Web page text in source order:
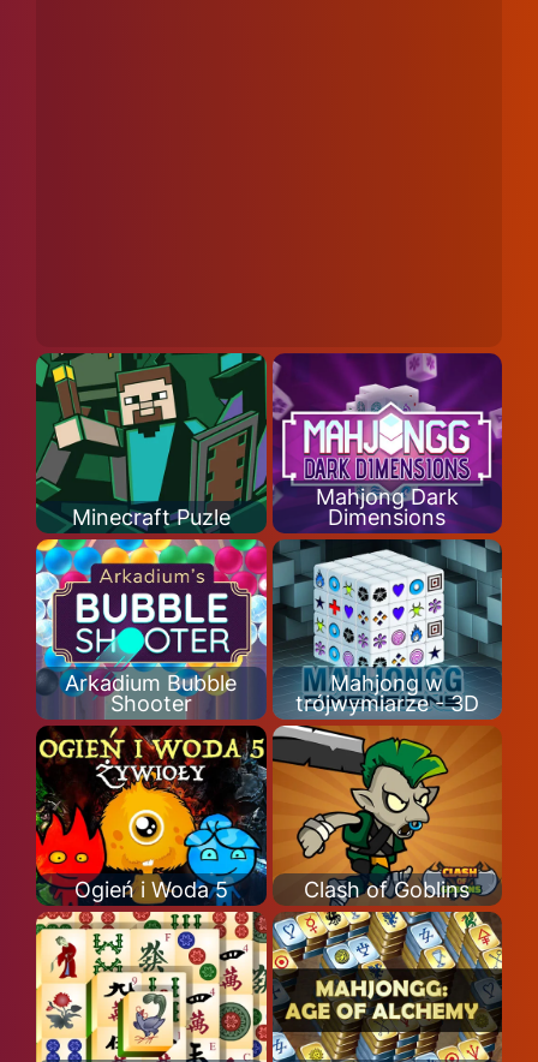
Minecraft Puzle
Mahjong Dark
Dimensions
Arkadium Bubble
Shooter
Mahjong w
trójwymiarze - 3D
Ogień i Woda 5 Clash of Goblins